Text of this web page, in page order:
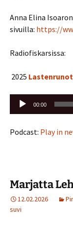
Anna Elina
sivuilla: https://
Radiofiskarsissa:
2025
Äänitoistin
00:00
Podcast: Play in
Marjatta
12.02.2026
suvi